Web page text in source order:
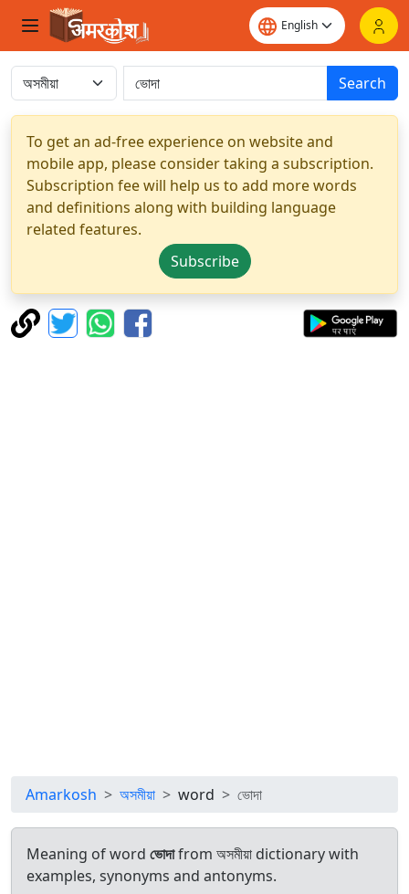
Search
To get an ad-free experience on website and
mobile app, please consider taking a subscription.
Subscription fee will help us to add more words
and definitions along with building language
related features.
Subscribe
Amarkosh অসমীয়া word ভোদা
Meaning of word ভোদাfrom অসমীয়া dictionary with
examples, synonyms and antonyms.